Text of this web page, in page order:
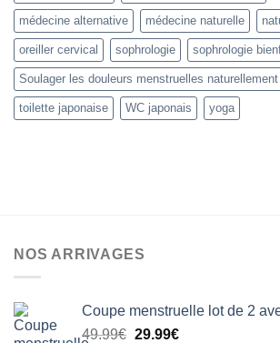
médecine alternative médecine naturelle
oreiller cervical sophrologie sophrologie
Soulager les douleurs menstruelles naturellement
toilette japonaise WC japonais yoga
NOS ARRIVAGES
Coupe menstruelle lot de 2
49.99€ Le
29.99€Le